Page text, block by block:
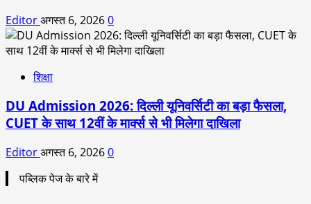
Editorअगस्त 6, 20260
शिक्षा
DU Admission 2026: दिल्ली यूनिवर्सिटी का बड़ा फैसला,
CUET के साथ 12वीं के मार्क्स से भी मिलेगा दाखिला
Editorअगस्त 6, 20260
पब्लिक पेज के बारे में